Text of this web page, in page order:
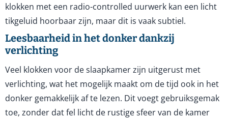
klokken met een radio-controlled uurwerk kan een licht
tikgeluid hoorbaar zijn, maar dit is vaak subtiel.
Leesbaarheid in het donker dankzij
verlichting
Veel klokken voor de slaapkamer zijn uitgerust met
verlichting, wat het mogelijk maakt om de tijd ook in het
donker gemakkelijk af te lezen. Dit voegt gebruiksgemak
toe, zonder dat fel licht de rustige sfeer van de kamer